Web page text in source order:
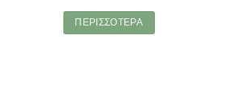
ΠΕΡΙΣΣΌΤΕΡΑ